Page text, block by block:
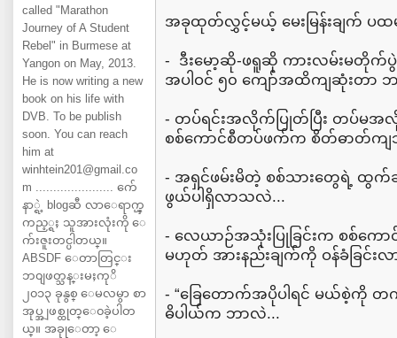
called "Marathon
Journey of A Student
Rebel" in Burmese at
Yangon on May, 2013.
He is now writing a new
book on his life with
DVB. To be publish
soon. You can reach
him at
winhtein201@gmail.co
m ...................... က်ေ
နာ္ရဲ့ blogဆီ လာေရာက္ၾ
ကည့္ရႈ သူအားလုံးကို ေ
က်းဇူးတင္ပါတယ္။
ABSDF ေတာတြင္း
ဘ၀ျဖတ္သန္းမႈကုိ
၂၀၁၃ ခုနွစ္ ေမလမွာ စာ
အုပ္အျဖစ္ထုတ္ေ၀ခဲ့ပါတ
ယ္။ အခုုေတာ့ ေ
အခုထုတ်လွှင့်မယ့် မေးမြန်းချက် ပထမ
- ဒီးမော့ဆို-ဖရူဆို ကားလမ်းမတိုက်
အပါဝင် ၅၀ ကျော်အထိကျဆုံးတာ
- တပ်ရင်းအလိုက်ပြုတ်ပြီး တပ်မအ
စစ်ကောင်စီတပ်ဖက်က စိတ်ဓာတ်ကျ
- အရှင်ဖမ်းမိတဲ့ စစ်သားတွေရဲ့ ထွ
ဖွယ်ပါရှိလာသလဲ...
- လေယာဉ်အသုံးပြုခြင်းက စစ်ကော
မဟုတ် အားနည်းချက်ကို ဝန်ခံခြင်းလ
- “ခြေတောက်အပိုပါရင် မယ်စဲ့ကို တ
ဓိပါယ်က ဘာလဲ...